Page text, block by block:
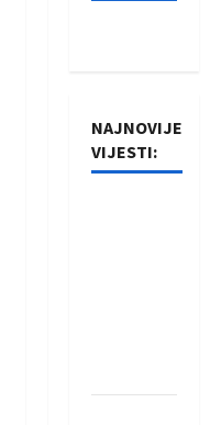
NAJNOVIJE
VIJESTI: